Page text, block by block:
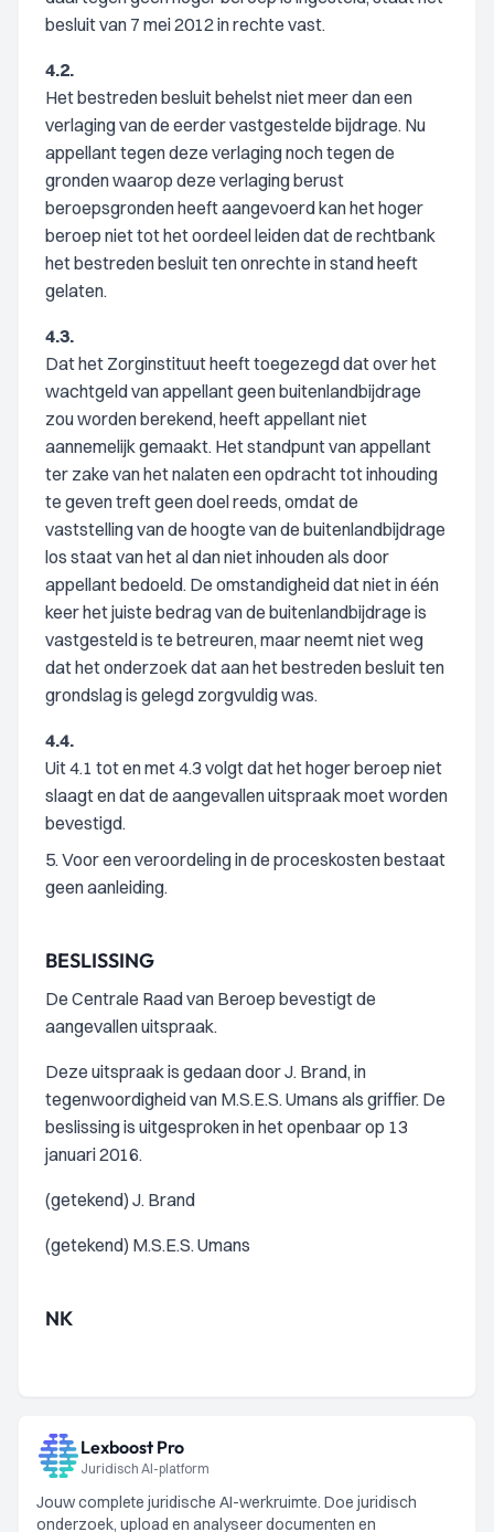
besluit van 7 mei 2012 in rechte vast.
4.2.
Het bestreden besluit behelst niet meer dan een
verlaging van de eerder vastgestelde bijdrage. Nu
appellant tegen deze verlaging noch tegen de
gronden waarop deze verlaging berust
beroepsgronden heeft aangevoerd kan het hoger
beroep niet tot het oordeel leiden dat de rechtbank
het bestreden besluit ten onrechte in stand heeft
gelaten.
4.3.
Dat het Zorginstituut heeft toegezegd dat over het
wachtgeld van appellant geen buitenlandbijdrage
zou worden berekend, heeft appellant niet
aannemelijk gemaakt. Het standpunt van appellant
ter zake van het nalaten een opdracht tot inhouding
te geven treft geen doel reeds, omdat de
vaststelling van de hoogte van de buitenlandbijdrage
los staat van het al dan niet inhouden als door
appellant bedoeld. De omstandigheid dat niet in één
keer het juiste bedrag van de buitenlandbijdrage is
vastgesteld is te betreuren, maar neemt niet weg
dat het onderzoek dat aan het bestreden besluit ten
grondslag is gelegd zorgvuldig was.
4.4.
Uit 4.1 tot en met 4.3 volgt dat het hoger beroep niet
slaagt en dat de aangevallen uitspraak moet worden
bevestigd.
5. Voor een veroordeling in de proceskosten bestaat
geen aanleiding.
BESLISSING
De Centrale Raad van Beroep bevestigt de
aangevallen uitspraak.
Deze uitspraak is gedaan door J. Brand, in
tegenwoordigheid van M.S.E.S. Umans als griffier. De
beslissing is uitgesproken in het openbaar op 13
januari 2016.
(getekend) J. Brand
(getekend) M.S.E.S. Umans
NK
Lexboost Pro
Juridisch AI-platform
Jouw complete juridische AI-werkruimte. Doe juridisch
onderzoek, upload en analyseer documenten en